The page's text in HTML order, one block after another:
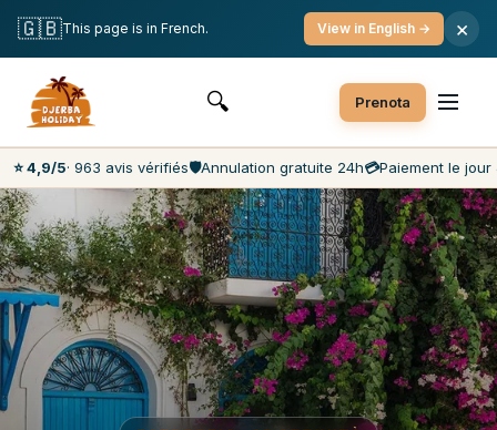
Cancellazione gratuita
Pagamento il giorno stesso
Prezzi più bassi del mercato
Servizio clienti 7 giorni su 7
🔍 Prenota
⭐ 4,9/5· 963 avis vérifiés🛡️Annulation gratuite 24h💳Paiement le jour
🇬🇧This page is in French. View in English → ×